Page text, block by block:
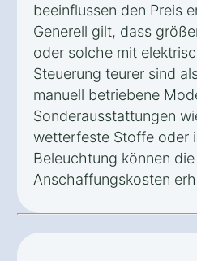
beeinflussen den Preis
Generell gilt, dass
oder solche mit
Steuerung teurer sind
manuell betriebene
Sonderausstattungen
wetterfeste Stoffe oder
Beleuchtung können die
Anschaffungskosten